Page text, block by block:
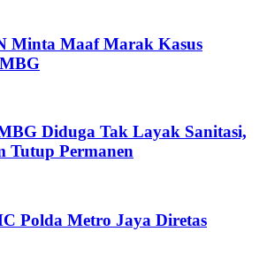
Minta Maaf Marak Kasus
Diduga Tak Layak Sanitasi,
Tutup Permanen
Polda Metro Jaya Diretas